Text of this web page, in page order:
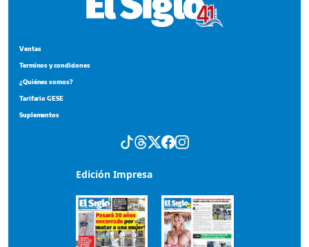
Ventas
Terminos y condiciones
¿Quiénes somos?
Tarifario GESE
Suplementos
Edición Impresa